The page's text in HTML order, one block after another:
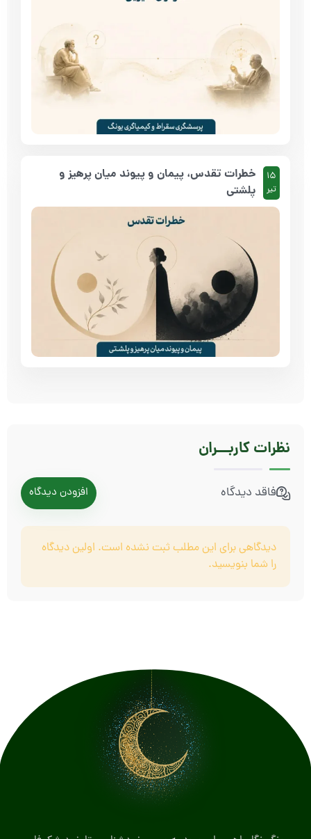
15
تیر
خطرات تقدس، پیمان و پیوند میان پرهیز و
پلشتی
نظراتکاربـــران
فاقد دیدگاه افزودن دیدگاه
دیدگاهی برای این مطلب ثبت نشده است. اولین دیدگاه
را شما بنویسید.